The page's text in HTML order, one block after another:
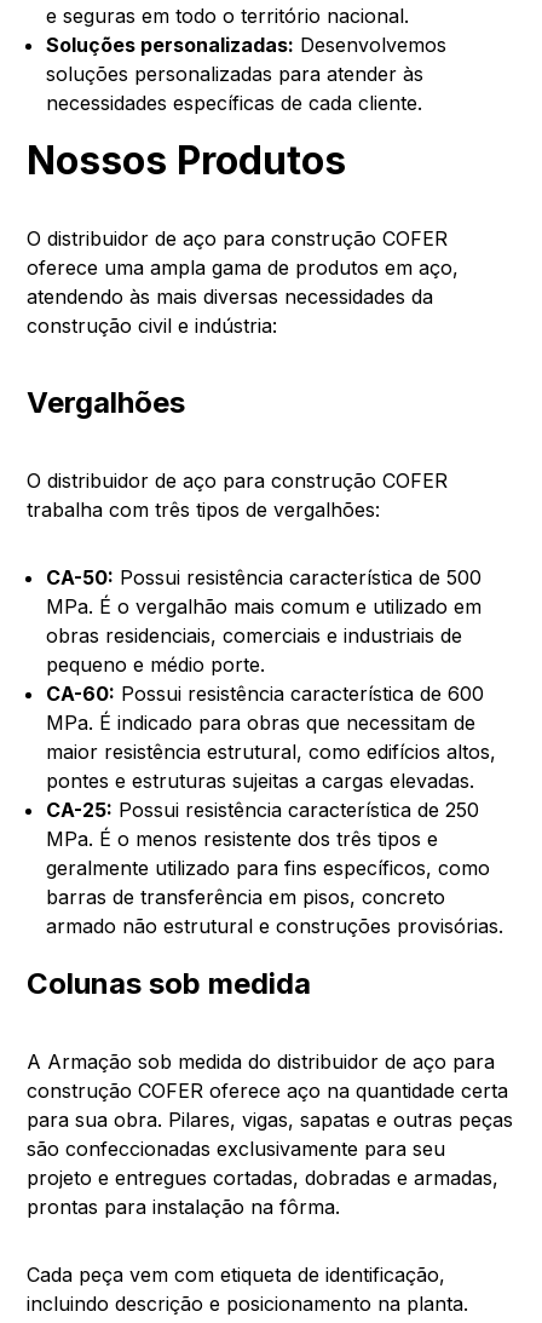
e seguras em todo o território nacional.
Soluções personalizadas: Desenvolvemos
soluções personalizadas para atender às
necessidades específicas de cada cliente.
Nossos Produtos
O distribuidor de aço para construção COFER
oferece uma ampla gama de produtos em aço,
atendendo às mais diversas necessidades da
construção civil e indústria:
Vergalhões
O distribuidor de aço para construção COFER
trabalha com três tipos de vergalhões:
CA-50: Possui resistência característica de 500
MPa. É o vergalhão mais comum e utilizado em
obras residenciais, comerciais e industriais de
pequeno e médio porte.
CA-60: Possui resistência característica de 600
MPa. É indicado para obras que necessitam de
maior resistência estrutural, como edifícios altos,
pontes e estruturas sujeitas a cargas elevadas.
CA-25: Possui resistência característica de 250
MPa. É o menos resistente dos três tipos e
geralmente utilizado para fins específicos, como
barras de transferência em pisos, concreto
armado não estrutural e construções provisórias.
Colunas sob medida
A Armação sob medida do distribuidor de aço para
construção COFER oferece aço na quantidade certa
para sua obra. Pilares, vigas, sapatas e outras peças
são confeccionadas exclusivamente para seu
projeto e entregues cortadas, dobradas e armadas,
prontas para instalação na fôrma.
Cada peça vem com etiqueta de identificação,
incluindo descrição e posicionamento na planta.